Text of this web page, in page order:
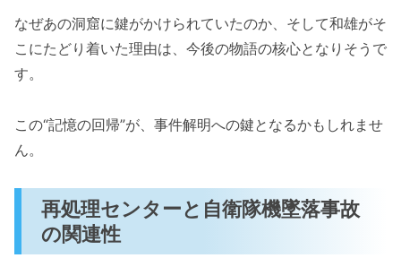
なぜあの洞窟に鍵がかけられていたのか、そして和雄がそ
こにたどり着いた理由は、今後の物語の核心となりそうで
す。
この“記憶の回帰”が、事件解明への鍵となるかもしれませ
ん。
再処理センターと自衛隊機墜落事故
の関連性